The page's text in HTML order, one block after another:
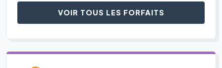
VOIR TOUS LES FORFAITS